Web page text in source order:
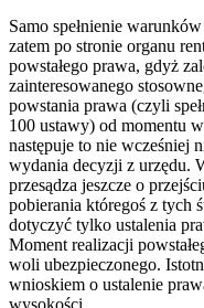
Samo spełnienie
zatem po stronie organu
powstałego prawa, gdyż
zainteresowanego
powstania prawa (czyli
100 ustawy) od momentu
następuje to nie wcześniej
wydania decyzji z urzędu.
przesądza jeszcze o
pobierania któregoś z tych
dotyczyć tylko ustalenia
Moment realizacji
woli ubezpieczonego.
wnioskiem o ustalenie